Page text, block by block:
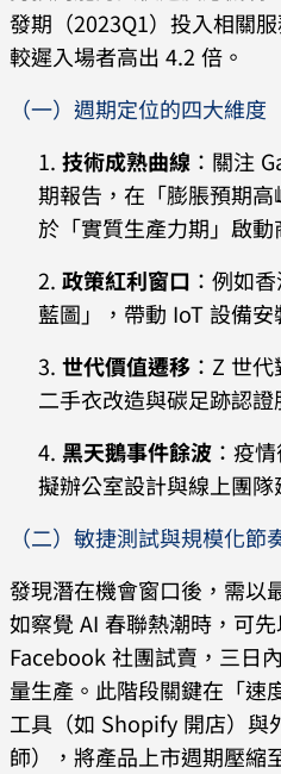
發期（2023Q1）投入相關
較遲入場者高出 4.2 倍。
（一）週期定位的四大維度
技術成熟曲線 ：關注
期報告，在「膨脹預期
於「實質生產力期」啟動
政策紅利窗口 ：例如
藍圖」，帶動 IoT 設備
世代價值遷移 ：Z 世
二手衣改造與碳足跡認證
黑天鵝事件餘波 ：疫
擬辦公室設計與線上團
（二）敏捷測試與規模化節
發現潛在機會窗口後，需以
如察覺 AI 春聯熱潮時，可
Facebook 社團試賣，三日
量生產。此階段關鍵在「
工具（如 Shopify 開店）與
師），將產品上市週期壓縮